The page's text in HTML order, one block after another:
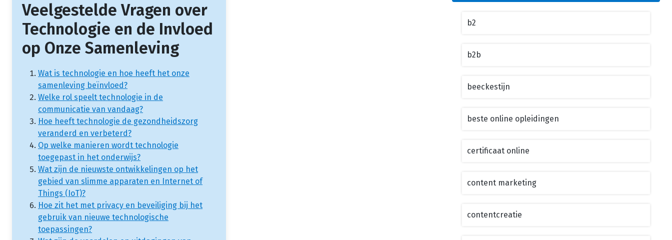
Veelgestelde Vragen over
Technologie en de Invloed
op Onze Samenleving
Wat is technologie en hoe heeft het onze
samenleving beïnvloed?
Welke rol speelt technologie in de
communicatie van vandaag?
Hoe heeft technologie de gezondheidszorg
veranderd en verbeterd?
Op welke manieren wordt technologie
toegepast in het onderwijs?
Wat zijn de nieuwste ontwikkelingen op het
gebied van slimme apparaten en Internet of
Things (IoT)?
Hoe zit het met privacy en beveiliging bij het
gebruik van nieuwe technologische
toepassingen?
b2
b2b
beeckestijn
beste online opleidingen
certificaat online
content marketing
contentcreatie